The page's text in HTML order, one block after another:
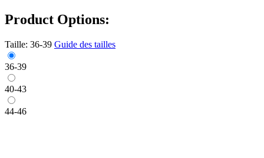
Product Options:
Taille: 36-39 Guide des tailles
36-39
40-43
44-46